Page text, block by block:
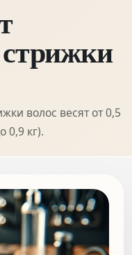
волос весят от 0,5
0,9 кг).